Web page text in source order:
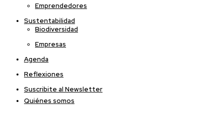
Emprendedores
Sustentabilidad
Biodiversidad
Empresas
Agenda
Reflexiones
Suscribite al Newsletter
Quiénes somos